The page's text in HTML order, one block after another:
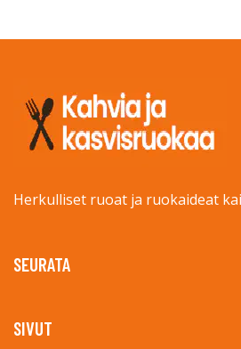
Herkulliset ruoat ja ruokaideat
SEURATA
SIVUT